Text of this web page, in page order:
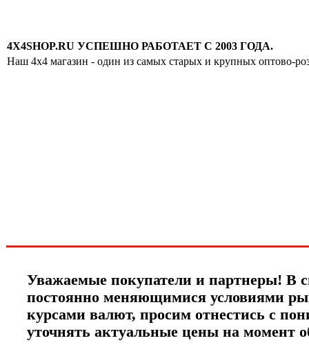
4X4SHOP.RU УСПЕШНО РАБОТАЕТ С 2003 ГОДА.
Наш 4x4 магазин - один из самых старых и крупных оптово-
Уважаемые покупатели и партнеры! В
постоянно меняющимися условиями
курсами валют, просим отнестись с
уточнять актуальные цены на момент